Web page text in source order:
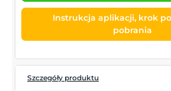
Instrukcja aplikacji, krok
pobrania
Szczegóły produktu